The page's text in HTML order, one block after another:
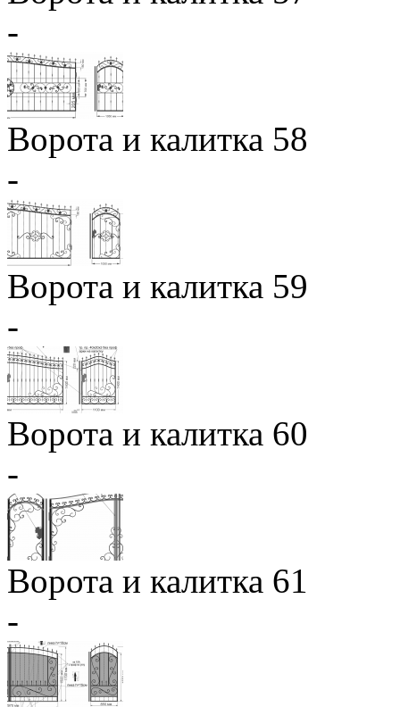
-
Ворота и калитка 58
-
Ворота и калитка 59
-
Ворота и калитка 60
-
Ворота и калитка 61
-